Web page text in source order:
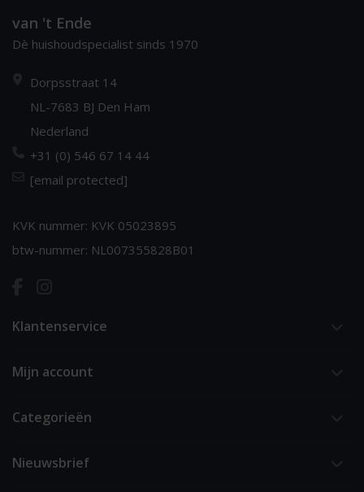
van 't Ende
Dè huishoudspecialist sinds 1970
Dorpsstraat 14
NL-7683 BJ Den Ham
Nederland
+31 (0) 546 67 14 44
[email protected]
KVK nummer: KVK 05023895
btw-nummer: NL007355828B01
Klantenservice
Mijn account
Categorieën
Nieuwsbrief